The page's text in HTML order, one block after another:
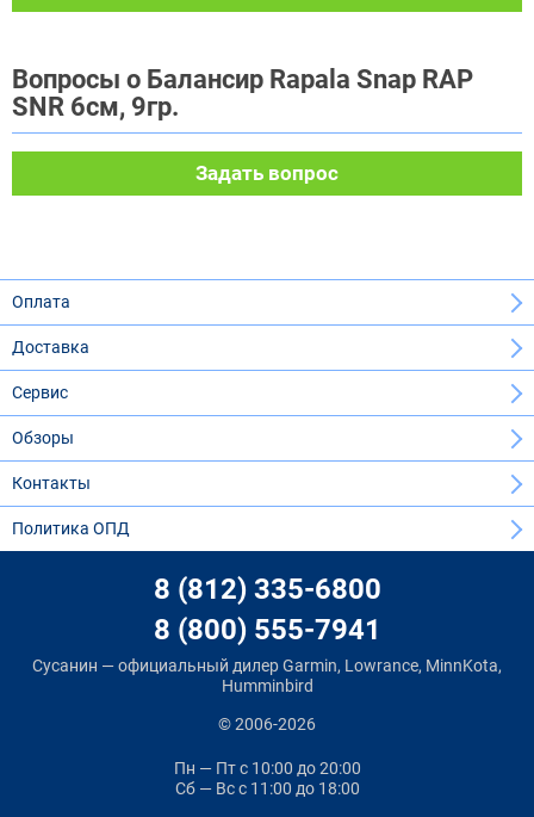
Вопросы о Балансир Rapala Snap RAP
SNR 6см, 9гр.
Задать вопрос
Оплата
Доставка
Сервис
Обзоры
Контакты
Политика ОПД
8 (812) 335-6800
8 (800) 555-7941
Сусанин — официальный дилер Garmin, Lowrance, MinnKota,
Humminbird
© 2006-2026
Пн — Птс 10:00 до 20:00
Сб — Всс 11:00 до 18:00